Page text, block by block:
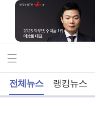
전체뉴스 랭킹뉴스